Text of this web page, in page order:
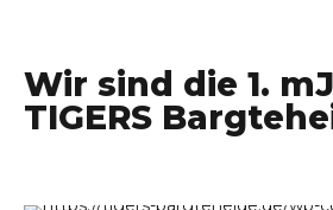
Wir sind die 1.
TIGERS